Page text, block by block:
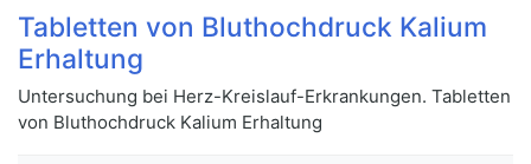
Tabletten von Bluthochdruck Kalium
Erhaltung
Untersuchung bei Herz-Kreislauf-Erkrankungen. Tabletten
von Bluthochdruck Kalium Erhaltung